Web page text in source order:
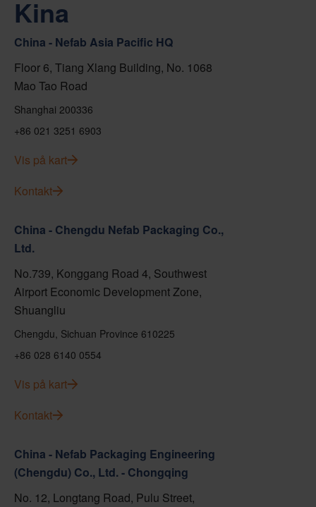
Kina
China - Nefab Asia Pacific HQ
Floor 6, Tiang Xlang Building, No. 1068
Mao Tao Road
Shanghai 200336
+86 021 3251 6903
Vis på kart
Kontakt
China - Chengdu Nefab Packaging Co.,
Ltd.
No.739, Konggang Road 4, Southwest
Airport Economic Development Zone,
Shuangliu
Chengdu, Sichuan Province 610225
+86 028 6140 0554
Vis på kart
Kontakt
China - Nefab Packaging Engineering
(Chengdu) Co., Ltd. - Chongqing
No. 12, Longtang Road, Pulu Street,